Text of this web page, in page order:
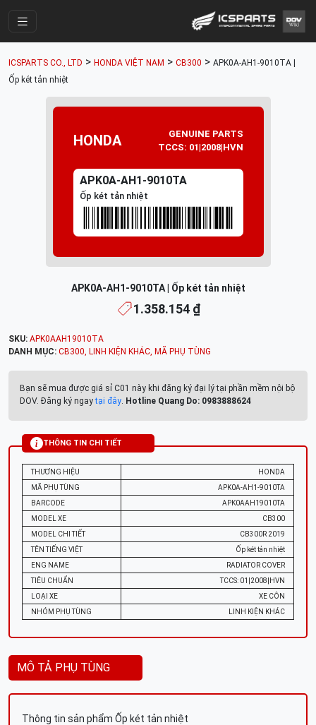
Parts Catalogue
Mã Phụ Tùng
Tài khoản
ICSPARTS CO., LTD > HONDA VIỆT NAM > CB300 > APK0A-AH1-9010TA |
Ốp két tản nhiệt
HONDA
GENUINE PARTS
TCCS: 01|2008|HVN
APK0A-AH1-9010TA
Ốp két tản nhiệt
APK0A-AH1-9010TA | Ốp két tản nhiệt
1.358.154 ₫
SKU: APK0AAH19010TA
DANH MỤC: CB300, LINH KIỆN KHÁC, MÃ PHỤ TÙNG
Bạn sẽ mua được giá sỉ C01 này khi đăng ký đại lý tại phần mềm nội bộ
DOV. Đăng ký ngaytại đây. Hotline Quang Do: 0983888624
THÔNG TIN CHI TIẾT
THƯƠNG HIỆU
HONDA
MÃ PHỤ TÙNG
APK0A-AH1-9010TA
BARCODE
APK0AAH19010TA
MODEL XE
CB300
MODEL CHI TIẾT
CB300R 2019
TÊN TIẾNG VIỆT
Ốp két tản nhiệt
ENG NAME
RADIATOR COVER
TIÊU CHUẨN
TCCS: 01|2008|HVN
LOẠI XE
XE CÔN
NHÓM PHỤ TÙNG
LINH KIỆN KHÁC
MÔ TẢ PHỤ TÙNG
Thông tin sản phẩm Ốp két tản nhiệt